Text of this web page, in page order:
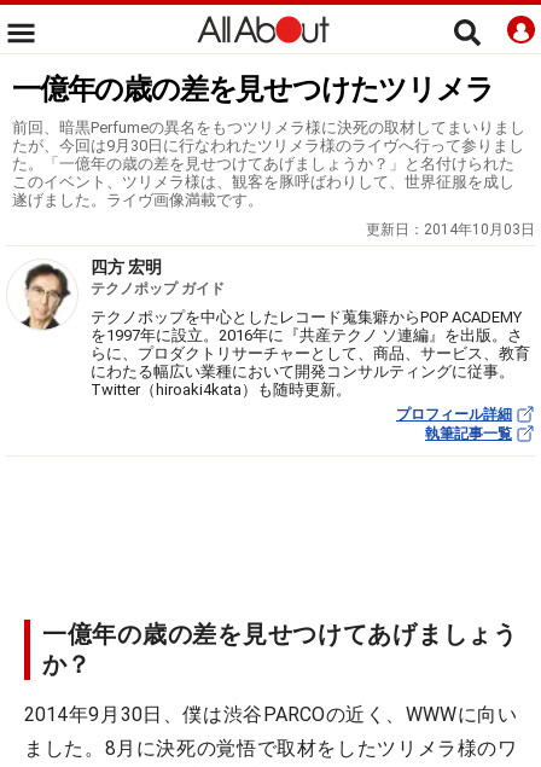
一億年の歳の差を見せつけたツリメラ
前回、暗黒Perfumeの異名をもつツリメラ様に決死の取材してまいりまし
たが、今回は9月30日に行なわれたツリメラ様のライヴへ行って参りまし
た。「一億年の歳の差を見せつけてあげましょうか？」と名付けられた
このイベント、ツリメラ様は、観客を豚呼ばわりして、世界征服を成し
遂げました。ライヴ画像満載です。
更新日： 2014年10月03日
四方 宏明
テクノポップ ガイド
テクノポップを中心としたレコード蒐集癖からPOP ACADEMY
を1997年に設立。2016年に『共産テクノ ソ連編』を出版。さ
らに、プロダクトリサーチャーとして、商品、サービス、教育
にわたる幅広い業種において開発コンサルティングに従事。
Twitter（hiroaki4kata）も随時更新。
プロフィール詳細
執筆記事一覧
一億年の歳の差を見せつけてあげましょう
か？
2014年9月30日、僕は渋谷PARCOの近く、WWWに向い
ました。8月に決死の覚悟で取材をしたツリメラ様のワ